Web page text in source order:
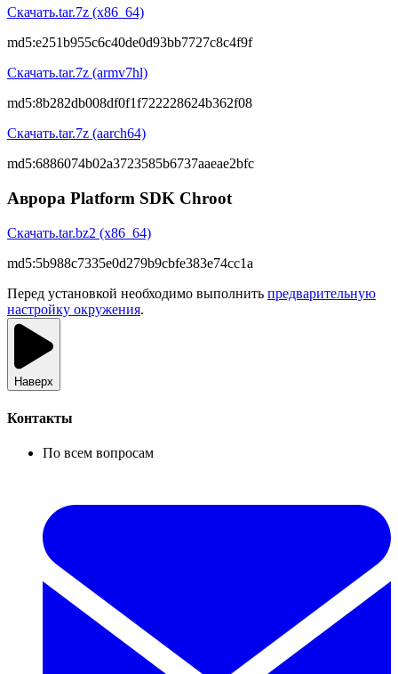
Скачать.tar.7z (x86_64)
md5:e251b955c6c40de0d93bb7727c8c4f9f
Скачать.tar.7z (armv7hl)
md5:8b282db008df0f1f722228624b362f08
Скачать.tar.7z (aarch64)
md5:6886074b02a3723585b6737aaeae2bfc
Аврора Platform SDK Chroot
Скачать.tar.bz2 (x86_64)
md5:5b988c7335e0d279b9cbfe383e74cc1a
Перед установкой необходимо выполнить предварительную
настройку окружения.
Наверх
Контакты
По всем вопросам